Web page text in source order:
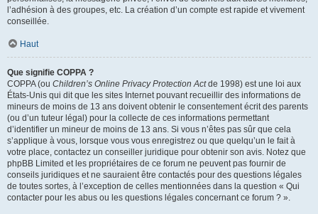
l’adhésion à des groupes, etc. La création d’un compte est rapide et vivement
conseillée.
Haut
Que signifie COPPA ?
COPPA (ou Children’s Online Privacy Protection Actde 1998) est une loi aux
États-Unis qui dit que les sites Internet pouvant recueillir des informations de
mineurs de moins de 13 ans doivent obtenir le consentement écrit des parents
(ou d’un tuteur légal) pour la collecte de ces informations permettant
d’identifier un mineur de moins de 13 ans. Si vous n’êtes pas sûr que cela
s’applique à vous, lorsque vous vous enregistrez ou que quelqu’un le fait à
votre place, contactez un conseiller juridique pour obtenir son avis. Notez que
phpBB Limited et les propriétaires de ce forum ne peuvent pas fournir de
conseils juridiques et ne sauraient être contactés pour des questions légales
de toutes sortes, à l’exception de celles mentionnées dans la question « Qui
contacter pour les abus ou les questions légales concernant ce forum ? ».